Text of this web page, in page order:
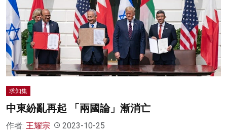
影片
名家榜
灼見活動
求知集
中東紛亂再起 「兩國論」漸消亡
作者: 王耀宗 2023-10-25